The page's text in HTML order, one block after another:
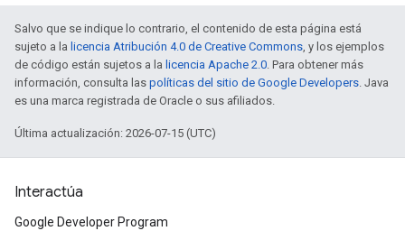
Salvo que se indique lo contrario, el contenido de esta página está
sujeto a la licencia Atribución 4.0 de Creative Commons, y los ejemplos
de código están sujetos a la licencia Apache 2.0. Para obtener más
información, consulta las políticas del sitio de Google Developers. Java
es una marca registrada de Oracle o sus afiliados.
Última actualización: 2026-07-15 (UTC)
Interactúa
Google Developer Program